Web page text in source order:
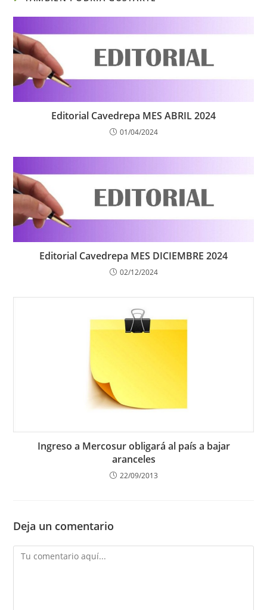
Editorial Cavedrepa MES ABRIL 2024
01/04/2024
Editorial Cavedrepa MES DICIEMBRE 2024
02/12/2024
Ingreso a Mercosur obligará al país a bajar
aranceles
22/09/2013
Deja un comentario